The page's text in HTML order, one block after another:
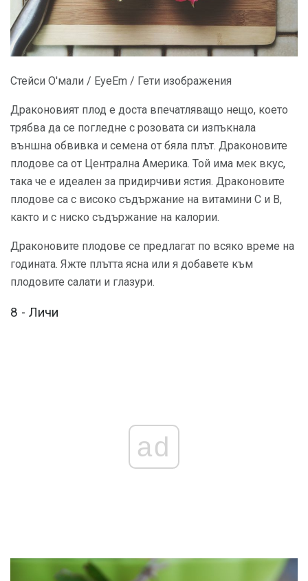
Стейси О'мали / EyeEm / Гети изображения
Драконовият плод е доста впечатляващо нещо, което
трябва да се погледне с розовата си изпъкнала
външна обвивка и семена от бяла плът. Драконовите
плодове са от Централна Америка. Той има мек вкус,
така че е идеален за придирчиви ястия. Драконовите
плодове са с високо съдържание на витамини С и В,
както и с ниско съдържание на калории.
Драконовите плодове се предлагат по всяко време на
годината. Яжте плътта ясна или я добавете към
плодовите салати и глазури.
8 - Личи
ad